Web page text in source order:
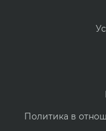
Политика в